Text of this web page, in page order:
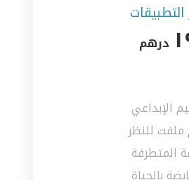
درهم
الإبداعي
للنظر
المتطرفة
بالحياة